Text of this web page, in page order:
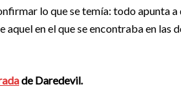
lo que se temía: todo apunta a
en el que se encontraba en las
de Daredevil.